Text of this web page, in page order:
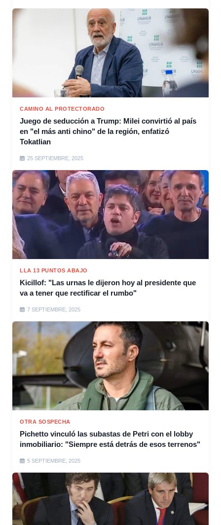
CAMINO AL PROTECTORADO
Juego de seducción a Trump: Milei convirtió al país
en "el más anti chino" de la región, enfatizó
Tokatlian
25 SEPTIEMBRE, 2025
LLA 13 PUNTOS ABAJO
Kicillof: "Las urnas le dijeron hoy al presidente que
va a tener que rectificar el rumbo"
7 SEPTIEMBRE, 2025
OTRA SOSPECHA
Pichetto vinculó las subastas de Petri con el lobby
inmobiliario: "Siempre está detrás de esos terrenos"
5 SEPTIEMBRE, 2025